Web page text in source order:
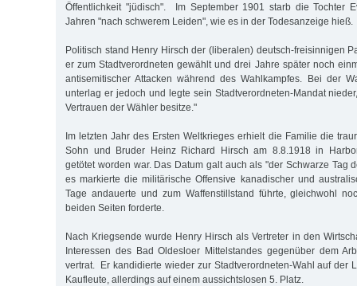
Öffentlichkeit "jüdisch". Im September 1901 starb die Tochter
Jahren "nach schwerem Leiden", wie es in der Todesanzeige
Politisch stand Henry Hirsch der (liberalen) deutsch-freisinnigen
er zum Stadtverordneten gewählt und drei Jahre später noch
antisemitischer Attacken während des Wahlkampfes. Bei der
unterlag er jedoch und legte sein Stadtverordneten-Mandat
Vertrauen der Wähler besitze."
Im letzten Jahr des Ersten Weltkrieges erhielt die Familie die
Sohn und Bruder Heinz Richard Hirsch am 8.8.1918 in
getötet worden war. Das Datum galt auch als "der Schwarze Tag
es markierte die militärische Offensive kanadischer und
Tage andauerte und zum Waffenstillstand führte, gleichwohl
beiden Seiten forderte.
Nach Kriegsende wurde Henry Hirsch als Vertreter in den
Interessen des Bad Oldesloer Mittelstandes gegenüber dem
vertrat. Er kandidierte wieder zur Stadtverordneten-Wahl auf der
Kaufleute, allerdings auf einem aussichtslosen 5. Platz.